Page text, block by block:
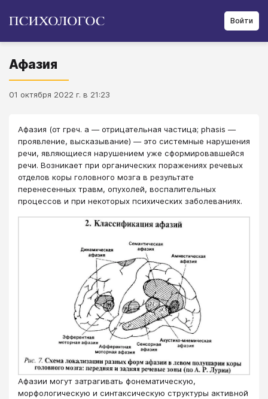
Войти
Афазия
01 октября 2022 г. в 21:23
Афазия (от греч. а — отрицательная частица; phasis —
проявление, высказывание) — это системные нарушения
речи, являющиеся нарушением уже сформировавшейся
речи. Возникает при органических поражениях речевых
отделов коры головного мозга в результате
перенесенных травм, опухолей, воспалительных
процессов и при некоторых психических заболеваниях.
Афазии могут затрагивать фонематическую,
морфологическую и синтаксическую структуры активной